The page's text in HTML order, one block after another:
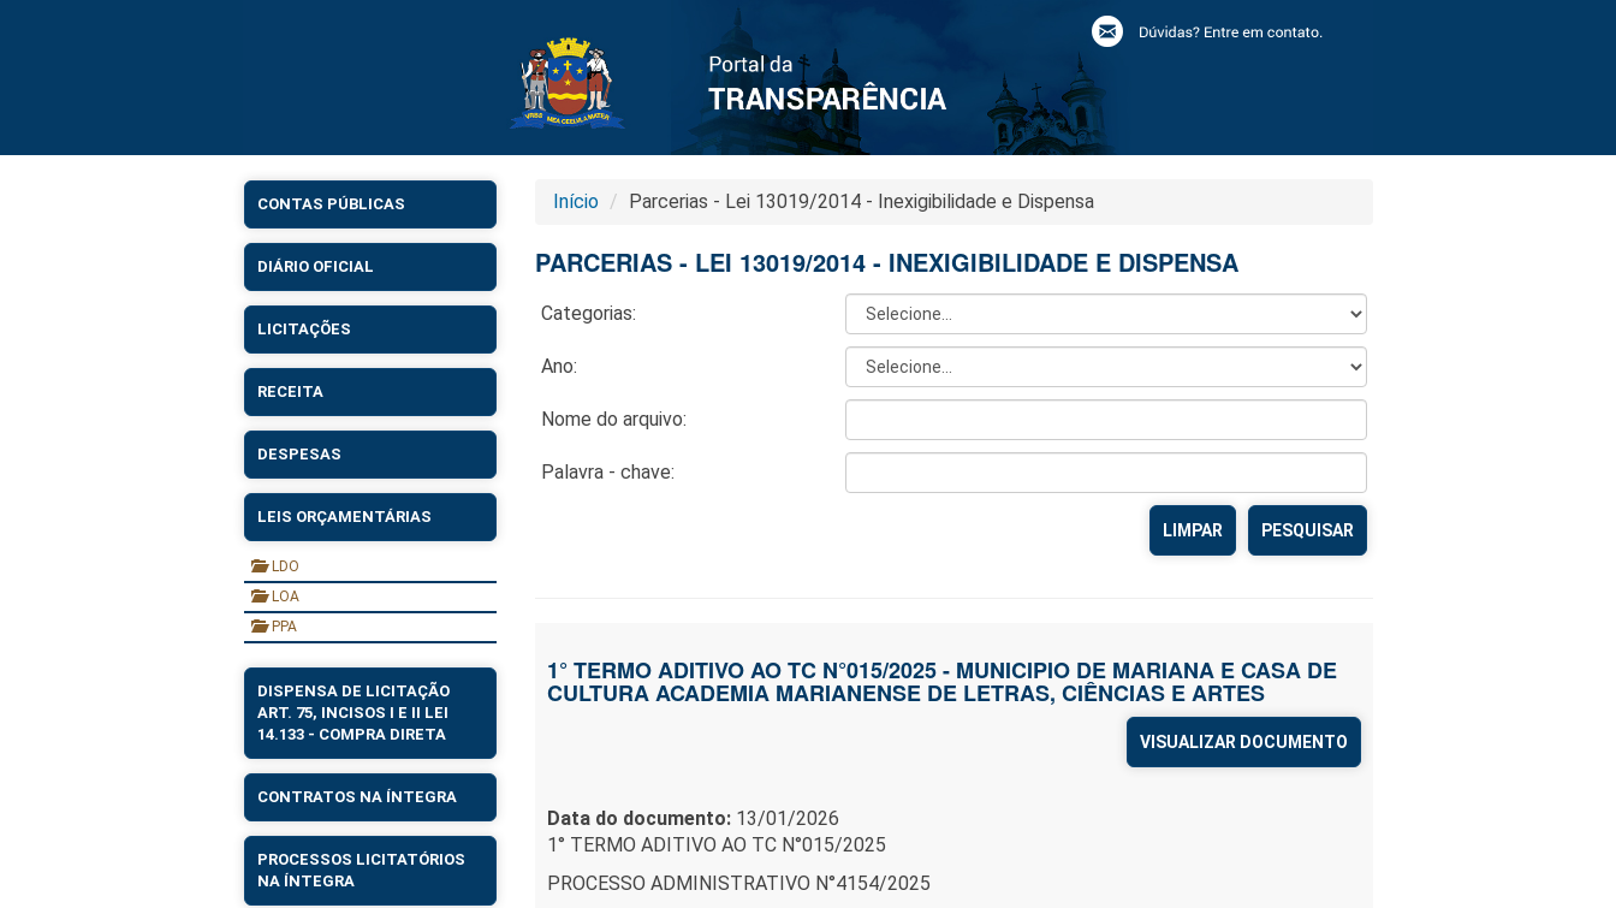
CONTAS PÚBLICAS
DIÁRIO OFICIAL
LICITAÇÕES
RECEITA
DESPESAS
LEIS ORÇAMENTÁRIAS
LDO
LOA
PPA
DISPENSA DE LICITAÇÃO
ART. 75, INCISOS I E II LEI
14.133 - COMPRA DIRETA
CONTRATOS NA ÍNTEGRA
PROCESSOS LICITATÓRIOS
NA ÍNTEGRA
Início Parcerias - Lei 13019/2014 - Inexigibilidade e Dispensa
PARCERIAS - LEI 13019/2014 - INEXIGIBILIDADE E DISPENSA
Categorias:
Ano:
Nome do arquivo:
Palavra - chave:
LIMPAR
1° TERMO ADITIVO AO TC N°015/2025 - MUNICIPIO DE MARIANA E CASA DE
CULTURA ACADEMIA MARIANENSE DE LETRAS, CIÊNCIAS E ARTES
VISUALIZAR DOCUMENTO
Data do documento:13/01/2026
1° TERMO ADITIVO AO TC N°015/2025
PROCESSO ADMINISTRATIVO N°4154/2025